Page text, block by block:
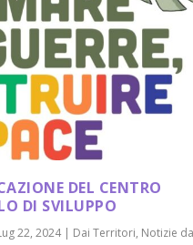
DEL CENTRO
DI SVILUPPO
22, 2024| Dai Territori, Notizie